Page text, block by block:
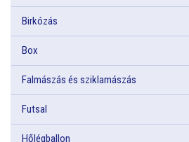
Birkózás
Box
Falmászás és sziklamászás
Futsal
Hőlégballon